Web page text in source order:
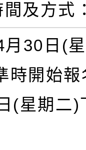
間及方式
月30日(
時開始
(星期二)